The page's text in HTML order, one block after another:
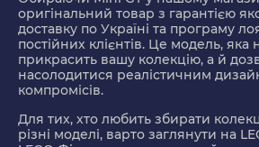
оригінальний товар з гарантією
доставку по Україні та програму
постійних клієнтів. Це модель,
прикрасить вашу колекцію, а й
насолодитися реалістичним
компромісів.
Для тих, хто любить збирати
різні моделі, варто заглянути на